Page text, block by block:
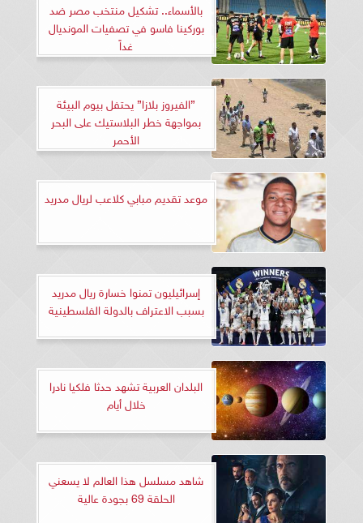
بالأسماء.. تشكيل منتخب مصر ضد
بوركينا فاسو في تصفيات المونديال
غداً
”الفيروز بلازا” يحتفل بيوم البيئة
بمواجهة خطر البلاستيك على البحر
الأحمر
موعد تقديم مبابي كلاعب لريال مدريد
إسرائيليون تمنوا خسارة ريال مدريد
بسبب الاعتراف بالدولة الفلسطينية
البلدان العربية تشهد حدثا فلكيا نادرا
خلال أيام
شاهد مسلسل هذا العالم لا يسعني
الحلقة 69 بجودة عالية